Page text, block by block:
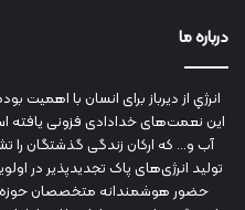
درباره ما
انرژي‌ از دیرباز برای انسان با اهمیت
این نعمت‌های خدادادی فزونی
آب و... که ارکان زندگی گذشتگان را
تولید انرژی‌های پاک تجدیدپذیر در
حضور هوشمندانه متخصصان حوزه